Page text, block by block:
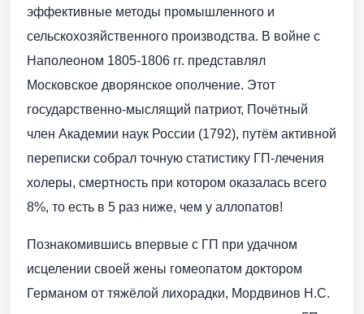
эффективные методы промышленного и
сельскохозяйственного производства. В войне с
Наполеоном 1805-1806 гг. представлял
Московское дворянское ополчение. Этот
государственно-мыслящий патриот, Почётный
член Академии наук России (1792), путём активной
переписки собрал точную статистику ГП-лечения
холеры, смертность при котором оказалась всего
8%, то есть в 5 раз ниже, чем у аллопатов!
Познакомившись впервые с ГП при удачном
исцелении своей жены гомеопатом доктором
Германом от тяжёлой лихорадки, Мордвинов Н.С.